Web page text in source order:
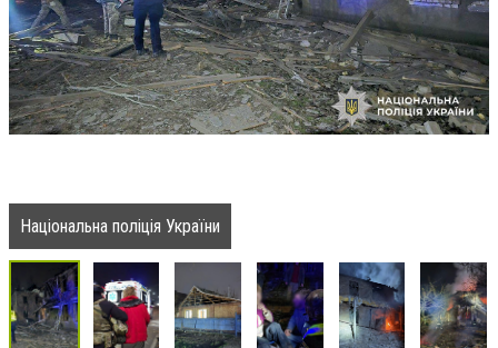
Національна поліція України